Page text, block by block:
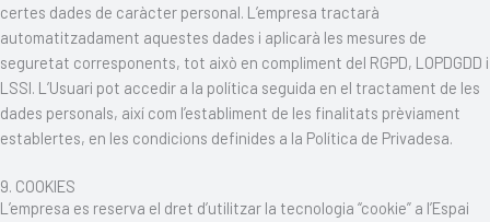
certes dades de caràcter personal. L’empresa tractarà
automatitzadament aquestes dades i aplicarà les mesures de
seguretat corresponents, tot això en compliment del RGPD, LOPDGDD i
LSSI. L’Usuari pot accedir a la política seguida en el tractament de les
dades personals, així com l’establiment de les finalitats prèviament
establertes, en les condicions definides a la Política de Privadesa.
9. COOKIES
L’empresa es reserva el dret d’utilitzar la tecnologia “cookie” a l’Espai